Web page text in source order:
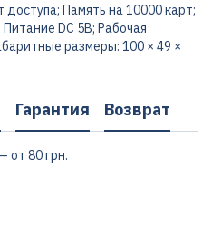
Память на 10000 карт;
DC 5В; Рабочая
размеры: 100 × 49 ×
Гарантия Возврат
от 80 грн.